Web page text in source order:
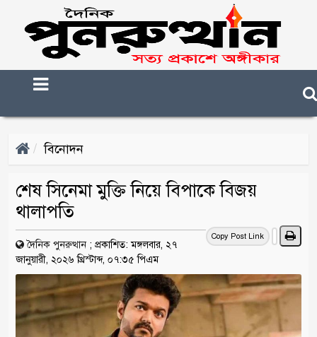
বিনোদন
শেষ সিনেমা মুক্তি নিয়ে বিপাকে বিজয়
থালাপতি
Copy Post Link
দৈনিক পুনরুত্থান ; প্রকাশিত: মঙ্গলবার, ২৭
জানুয়ারী, ২০২৬ খ্রিস্টাব্দ, ০৭:৩৫ পিএম